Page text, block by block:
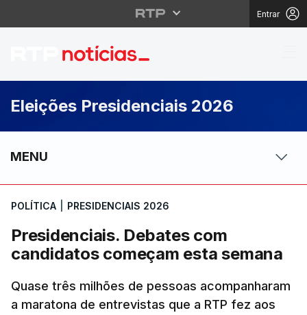
Entrar
Presidenciais.
Eleições Presidenciais 2026
MENU
POLÍTICA PRESIDENCIAIS 2026
Presidenciais. Debates com
candidatos começam esta semana
Quase três milhões de pessoas acompanharam
a maratona de entrevistas que a RTP fez aos